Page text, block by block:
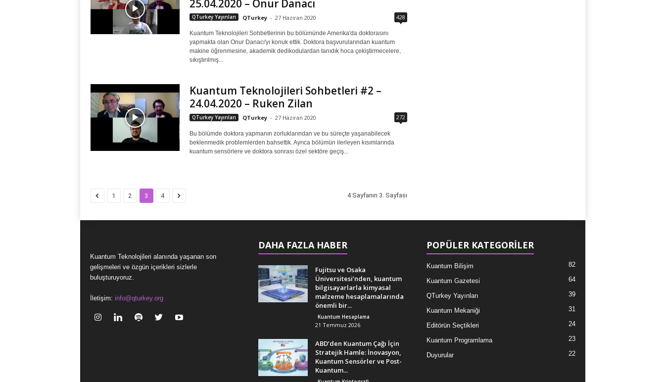
25.04.2020 – Onur Danacı
QTurkey Yayınları QTurkey - 27 Haziran 2020 428
Kuantum Teknolojileri Sohbetlerinin bu bölümünde Amerika'da doktorasını
yapmakta olan Onur Danacı'yı konuk ettik. Doktora başvurularından kuantum
makine öğrenmesine, akademik dedikodulardan tanıdık hoca çekiştirmecelere,
sıkıştırılmış...
Kuantum Teknolojileri Sohbetleri #2 –
24.04.2020 – Ruken Zilan
QTurkey Yayınları QTurkey - 27 Haziran 2020 272
Bu bölümde doktora yapmanın zorluklarından ve bu süreçte yaşanabilecek
beklenmedik problemlerden bahsettik. Ayrıca bölümün ilerleyen kısımlarında
kuantum sensörlere ve doktora sonrası özel sektöre geçiş...
1 2 3 4 4 Sayfanın 3. Sayfası
Kuantum Teknolojileri alanında yaşanan son
gelişmeleri ve özgün içerikleri sizlerle
buluşturuyoruz.
İletişim: info@qturkey.org
DAHA FAZLA HABER
Fujitsu ve Osaka
Üniversitesi’nden, kuantum
bilgisayarlarla kimyasal
malzeme hesaplamalarında
önemli bir...
Kuantum Hesaplama
21 Temmuz 2026
ABD’den Kuantum Çağı İçin
Stratejik Hamle: İnovasyon,
Kuantum Sensörler ve Post-
Kuantum...
POPÜLER KATEGORİLER
Kuantum Bilişim 82
Kuantum Gazetesi 64
QTurkey Yayınları 39
Kuantum Mekaniği 31
Editörün Seçtikleri 24
Kuantum Programlama 23
Duyurular 22